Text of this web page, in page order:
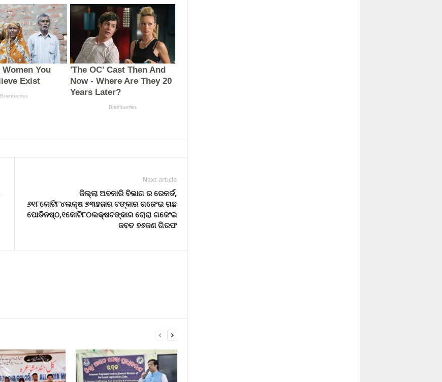
Next article
ଜିଲ୍ଲା ଅବକାରି ବିଭାଗ ର ରେକର୍ଡ,
୬୧୮କୋଟି୮୪ଲକ୍ଷ ୭୩ହଜାର ଟଙ୍କାର ଗଜେଂଇ ଗଛ
ପୋଡିନଷ୍ଠ,୧କୋଟି୮୦ଲକ୍ଷଟଙ୍କାର ଚୋରା ଗଜେଂଇ
ଜବତ ୭୬ଜଣ ଗିରଫ